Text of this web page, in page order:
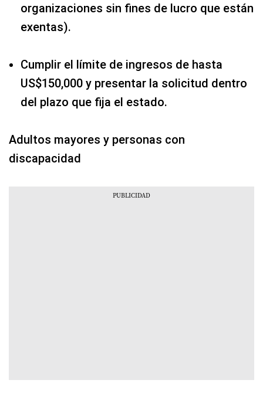
organizaciones sin fines de lucro que están
exentas).
Cumplir el límite de ingresos de hasta
US$150,000 y presentar la solicitud dentro
del plazo que fija el estado.
Adultos mayores y personas con
discapacidad